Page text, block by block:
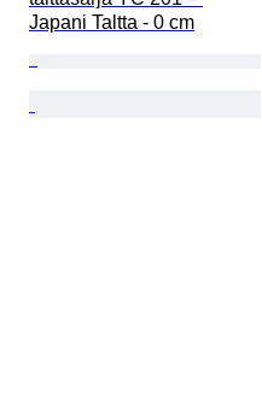
Japani Taltta - 0 cm